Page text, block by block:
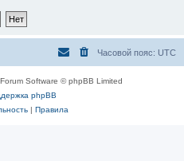
Часовой пояс: UTC
Software © phpBB Limited
phpBB
| Правила